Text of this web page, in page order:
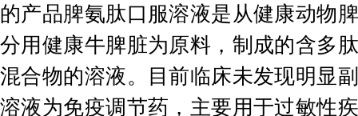
的产品脾氨肽口服溶液是从健康动物
分用健康牛脾脏为原料，制成的含多
混合物的溶液。目前临床未发现明显
溶液为免疫调节药，主要用于过敏性